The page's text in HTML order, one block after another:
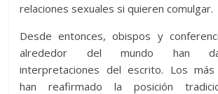
relaciones sexuales si quieren comulgar.
Desde entonces, obispos y
alrededor del mundo han
interpretaciones del escrito. Los más
han reafirmado la posición